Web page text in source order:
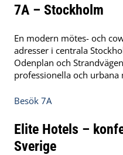
7A – Stockholm
En modern mötes- och
adresser i centrala
Odenplan och
professionella och urbana
Besök 7A
Elite Hotels –
Sverige